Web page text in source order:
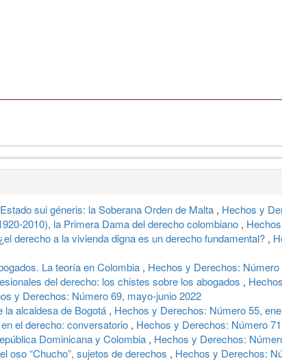
sui géneris: la Soberana Orden de Malta , Hechos y
2010), la Primera Dama del derecho colombiano ,
derecho a la vivienda digna es un derecho fundamental? ,
La teoría en Colombia , Hechos y Derechos:
del derecho: los chistes sobre los abogados ,
y Derechos: Número 69, mayo-junio 2022
la alcaldesa de Bogotá , Hechos y Derechos: Número 55,
el derecho: conversatorio , Hechos y Derechos: Número
Dominicana y Colombia , Hechos y Derechos:
oso “Chucho”, sujetos de derechos , Hechos y Derechos: